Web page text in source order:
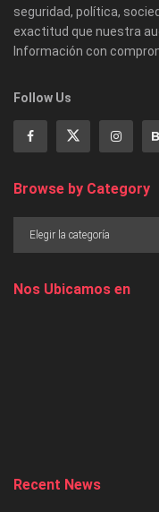
seguridad, política,
exactitud que nuestra
Información con
Follow Us
Browse by Category
Nos Ubicamos en
Recent News